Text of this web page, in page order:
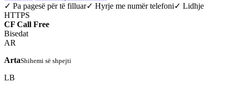
✓ Pa pagesë për të filluar✓ Hyrje me numër telefoni✓ Lidhje
HTTPS
CF Call Free
Bisedat
AR
ArtaShihemi së shpejti
LB